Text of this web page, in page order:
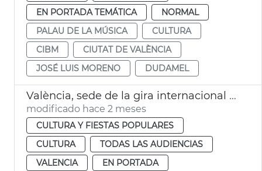
EN PORTADA TEMÁTICA
NORMAL
PALAU DE LA MÚSICA
CULTURA
CIBM
CIUTAT DE VALÈNCIA
JOSÉ LUIS MORENO
DUDAMEL
València, sede de la gira internacional del Festival de Bayreuth
modificado hace 2 meses
CULTURA Y FIESTAS POPULARES
CULTURA
TODAS LAS AUDIENCIAS
VALENCIA
EN PORTADA